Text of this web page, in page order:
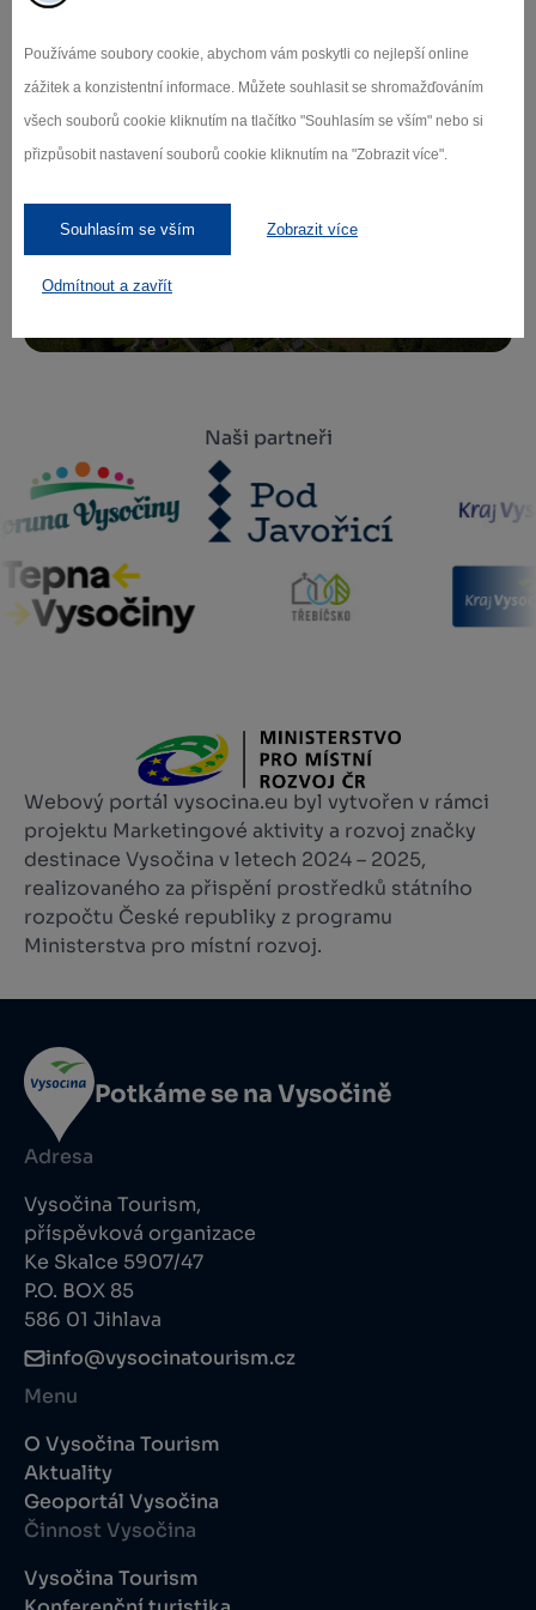
Používáme soubory cookie, abychom vám poskytli co nejlepší online
zážitek a konzistentní informace. Můžete souhlasit se shromažďováním
všech souborů cookie kliknutím na tlačítko "Souhlasím se vším" nebo si
přizpůsobit nastavení souborů cookie kliknutím na "Zobrazit více".
Souhlasím se vším Zobrazit více
Odmítnout a zavřít
Přihlaste se k odběru našeho newsletteru
o novinkách.
Odebírat
Naši partneři
Webový portál vysocina.eu byl vytvořen v rámci
projektu Marketingové aktivity a rozvoj značky
destinace Vysočina v letech 2024 – 2025,
realizovaného za přispění prostředků státního
rozpočtu České republiky z programu
Ministerstva pro místní rozvoj.
Potkáme se na Vysočině
Adresa
Vysočina Tourism,
příspěvková organizace
Ke Skalce 5907/47
P.O. BOX 85
586 01 Jihlava
info@vysocinatourism.cz
Menu
O Vysočina Tourism
Aktuality
Geoportál Vysočina
Činnost Vysočina
Vysočina Tourism